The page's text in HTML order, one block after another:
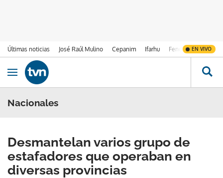
Últimas noticias José Raúl Mulino Cepanim Ifarhu Fenómeno de El
EN VIVO
Ir al contenido
Obrir navegació
Nacionales
Desmantelan varios grupo de
estafadores que operaban en
diversas provincias